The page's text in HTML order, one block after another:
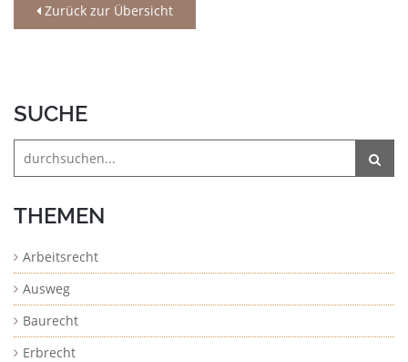
Zurück zur Übersicht
SUCHE
THEMEN
Arbeitsrecht
Ausweg
Baurecht
Erbrecht